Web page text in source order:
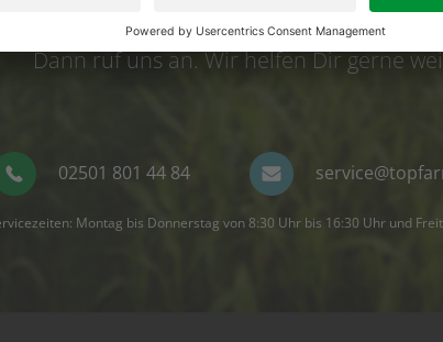
Fragen zu top farmplan oder benötigst
Dann ruf uns an. Wir helfen Dir gerne
02501 801 44 84
Montag bis Donnerstag von 8:30 Uhr bis 16:30 Uhr und